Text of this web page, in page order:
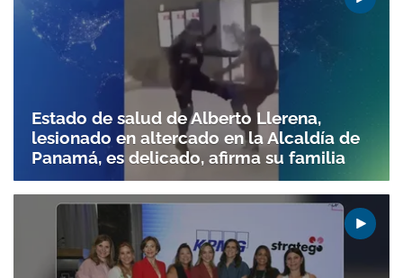
Estado de salud de Alberto Llerena,
lesionado en altercado en la Alcaldía de
Panamá, es delicado, afirma su familia